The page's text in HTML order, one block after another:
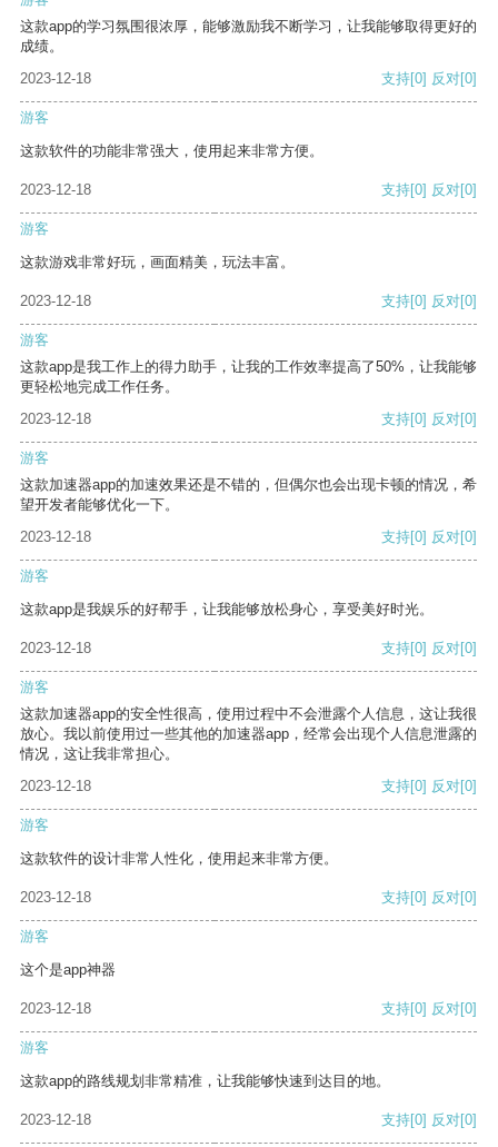
这款app的学习氛围很浓厚，能够激励我不断学习，让我能够取得更好的
成绩。
2023-12-18
支持[0] 反对[0]
游客
这款软件的功能非常强大，使用起来非常方便。
2023-12-18 支持[0] 反对[0]
游客
这款游戏非常好玩，画面精美，玩法丰富。
2023-12-18 支持[0] 反对[0]
游客
这款app是我工作上的得力助手，让我的工作效率提高了50%，让我能够
更轻松地完成工作任务。
2023-12-18
支持[0] 反对[0]
游客
这款加速器app的加速效果还是不错的，但偶尔也会出现卡顿的情况，希
望开发者能够优化一下。
2023-12-18
支持[0] 反对[0]
游客
这款app是我娱乐的好帮手，让我能够放松身心，享受美好时光。
2023-12-18 支持[0] 反对[0]
游客
这款加速器app的安全性很高，使用过程中不会泄露个人信息，这让我很
放心。我以前使用过一些其他的加速器app，经常会出现个人信息泄露的
情况，这让我非常担心。
2023-12-18
支持[0] 反对[0]
游客
这款软件的设计非常人性化，使用起来非常方便。
2023-12-18 支持[0] 反对[0]
游客
这个是app神器
2023-12-18 支持[0] 反对[0]
游客
这款app的路线规划非常精准，让我能够快速到达目的地。
2023-12-18 支持[0] 反对[0]